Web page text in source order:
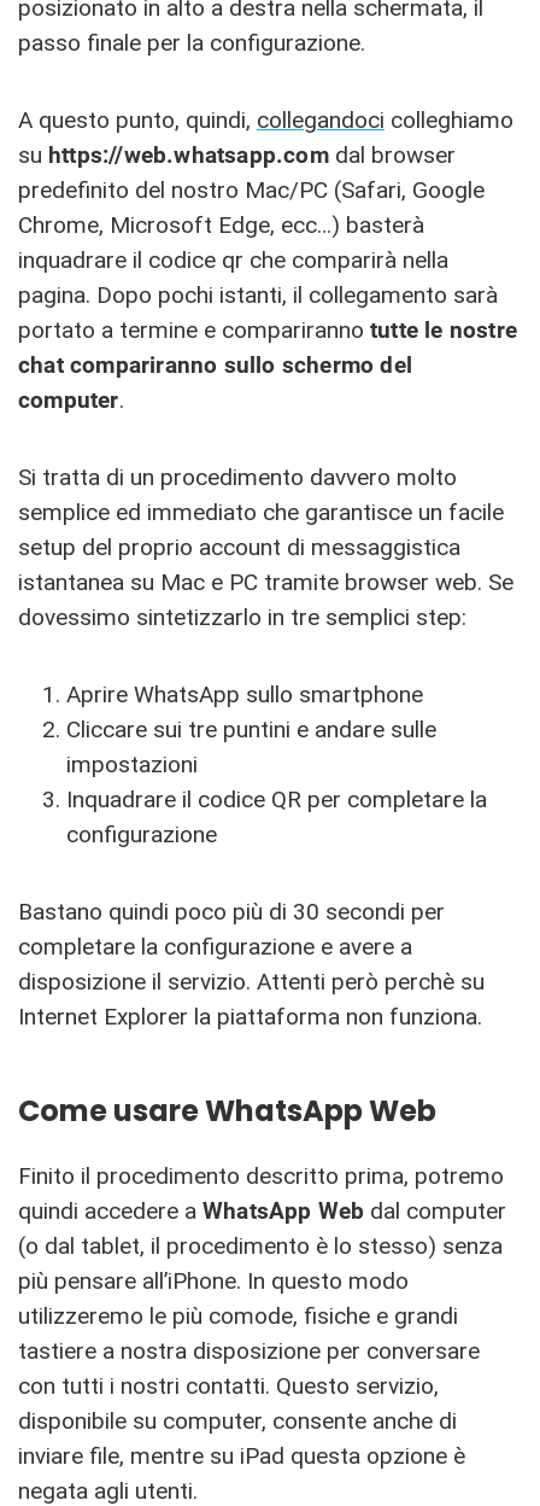
posizionato in alto a destra nella schermata, il
passo finale per la configurazione.
A questo punto, quindi, collegandoci colleghiamo
su https://web.whatsapp.comdal browser
predefinito del nostro Mac/PC (Safari, Google
Chrome, Microsoft Edge, ecc…) basterà
inquadrare il codice qr che comparirà nella
pagina. Dopo pochi istanti, il collegamento sarà
portato a termine e compariranno tutte le nostre
chat compariranno sullo schermo del
computer.
Si tratta di un procedimento davvero molto
semplice ed immediato che garantisce un facile
setup del proprio account di messaggistica
istantanea su Mac e PC tramite browser web. Se
dovessimo sintetizzarlo in tre semplici step:
Aprire WhatsApp sullo smartphone
Cliccare sui tre puntini e andare sulle
impostazioni
Inquadrare il codice QR per completare la
configurazione
Bastano quindi poco più di 30 secondi per
completare la configurazione e avere a
disposizione il servizio. Attenti però perchè su
Internet Explorer la piattaforma non funziona.
Come usare WhatsApp Web
Finito il procedimento descritto prima, potremo
quindi accedere a WhatsApp Web dal computer
(o dal tablet, il procedimento è lo stesso) senza
più pensare all’iPhone. In questo modo
utilizzeremo le più comode, fisiche e grandi
tastiere a nostra disposizione per conversare
con tutti i nostri contatti. Questo servizio,
disponibile su computer, consente anche di
inviare file, mentre su iPad questa opzione è
negata agli utenti.